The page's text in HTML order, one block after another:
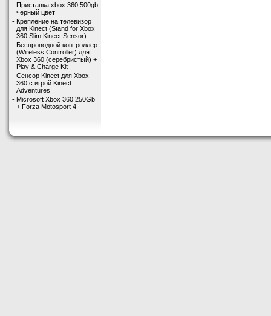
- Приставка xbox 360 500gb
черный цвет
- Крепление на телевизор
для Kinect (Stand for Xbox
360 Slim Kinect Sensor)
- Беспроводной контроллер
(Wireless Controller) для
Xbox 360 (серебристый) +
Play & Charge Kit
- Сенсор Kinect для Xbox
360 с игрой Kinect
Adventures
- Microsoft Xbox 360 250Gb
+ Forza Motosport 4